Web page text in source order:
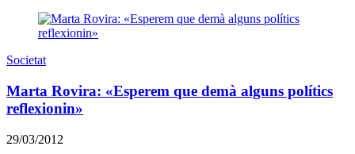
Societat
Marta Rovira: «Esperem que demà alguns polítics
reflexionin»
29/03/2012